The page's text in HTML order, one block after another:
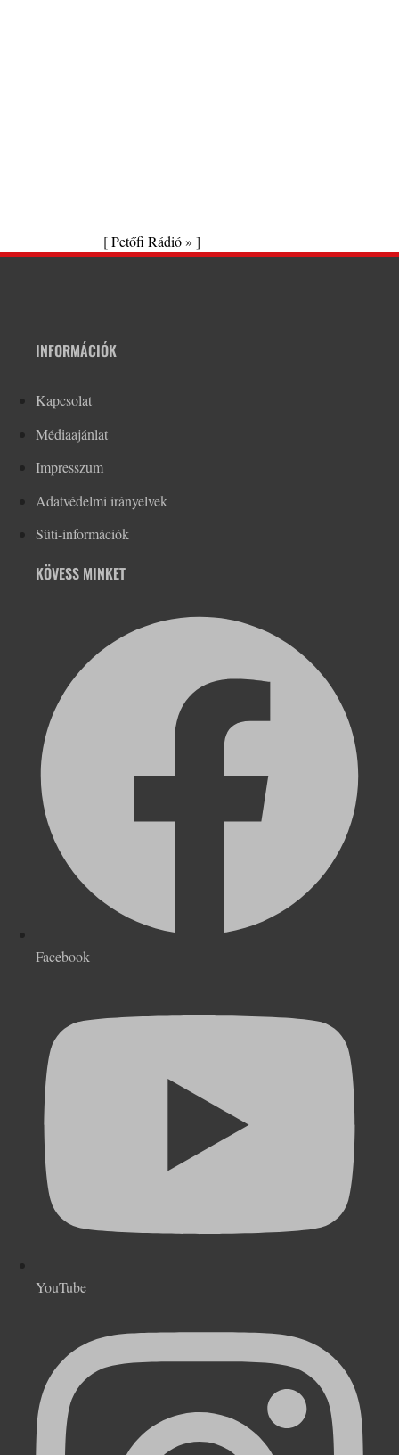
[Petőfi Rádió » ]
INFORMÁCIÓK
Kapcsolat
Médiaajánlat
Impresszum
Adatvédelmi irányelvek
Süti-információk
KÖVESS MINKET
Facebook
YouTube